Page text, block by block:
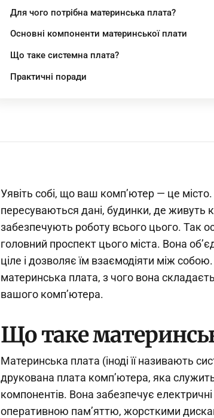
Для чого потрібна материнська плата?
Основні компоненти материнської плати
Що таке системна плата?
Практичні поради
Уявіть собі, що ваш комп’ютер — це
пересуваються дані, будинки, де живуть
забезпечують роботу всього цього. Так
головний проспект цього міста. Вона
ціле і дозволяє їм взаємодіяти між
материнська плата, з чого вона
вашого комп’ютера.
Що таке
Материнська плата (іноді її називають
друкована плата комп’ютера, яка
компонентів. Вона забезпечує
оперативною пам’яттю, жорсткими